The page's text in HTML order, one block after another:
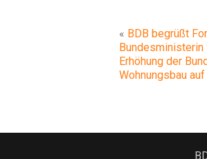
« BDB begrüßt
Bundesministerin
Erhöhung der
Wohnungsbau